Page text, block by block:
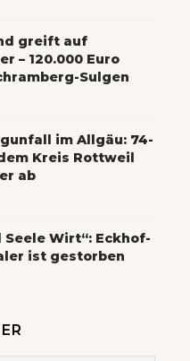
greift auf
– 120.000 Euro
Sulgen
im Allgäu: 74-
Kreis Rottweil
ab
Seele Wirt“: Eckhof-
ist gestorben